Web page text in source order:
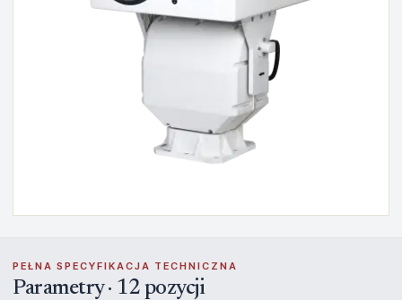
PEŁNA SPECYFIKACJA TECHNICZNA
Parametry · 12 pozycji